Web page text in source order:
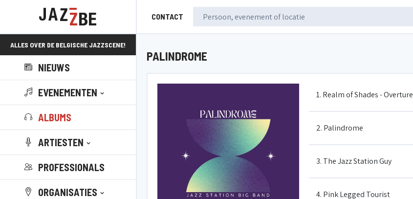
CONTACT
ALLES OVER DE BELGISCHE JAZZSCENE!
NIEUWS
EVENEMENTEN
ALBUMS
ARTIESTEN
PROFESSIONALS
ORGANISATIES
PALINDROME
1. Realm of Shades - Overture
2. Palindrome
3. The Jazz Station Guy
4. Pink Legged Tourist